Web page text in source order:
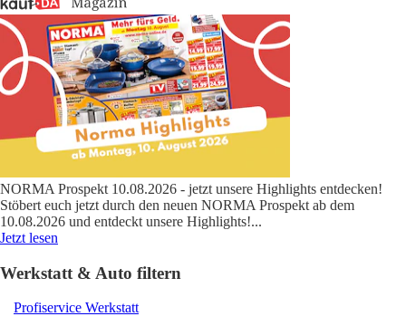
NORMA Prospekt 10.08.2026 - jetzt unsere Highlights entdecken!
Stöbert euch jetzt durch den neuen NORMA Prospekt ab dem
10.08.2026 und entdeckt unsere Highlights!...
Jetzt lesen
Werkstatt & Auto filtern
Profiservice Werkstatt